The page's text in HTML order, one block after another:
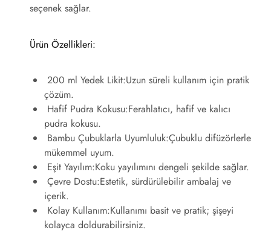
seçenek sağlar.
Ürün Özellikleri:
200 ml Yedek Likit:Uzun süreli kullanım için pratik
çözüm.
Hafif Pudra Kokusu:Ferahlatıcı, hafif ve kalıcı
pudra kokusu.
Bambu Çubuklarla Uyumluluk:Çubuklu difüzörlerle
mükemmel uyum.
Eşit Yayılım:Koku yayılımını dengeli şekilde sağlar.
Çevre Dostu:Estetik, sürdürülebilir ambalaj ve
içerik.
Kolay Kullanım:Kullanımı basit ve pratik; şişeyi
kolayca doldurabilirsiniz.